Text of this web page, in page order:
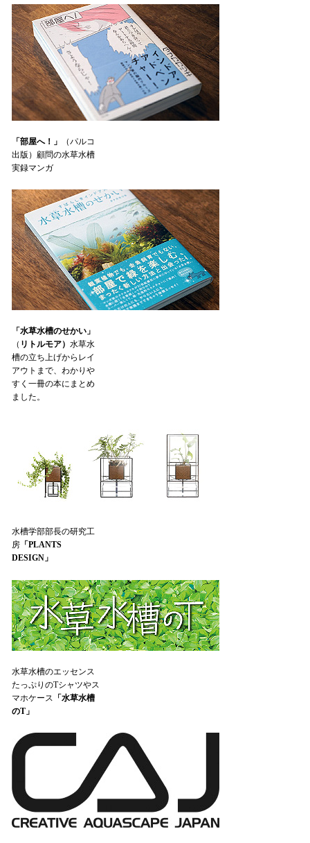
「部屋へ！」
（パルコ
出版）顧問の水草水槽
実録マンガ
「水草水槽のせかい」
（ リトルモア） 水草水
槽の立ち上げからレイ
アウトまで、わかりや
すく一冊の本にまとめ
ました。
水槽学部部長の研究工
房「PLANTS
DESIGN」
水草水槽のエッセンス
たっぷりのTシャツやス
マホケース 「水草水槽
のT」